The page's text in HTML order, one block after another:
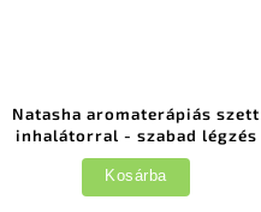
Natasha aromaterápiás szett
inhalátorral - szabad légzés
Kosárba